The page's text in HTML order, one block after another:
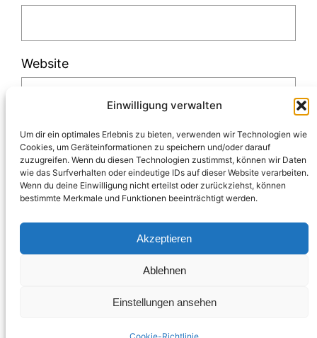
Einwilligung verwalten
Um dir ein optimales Erlebnis zu bieten, verwenden wir Technologien wie
Cookies, um Geräteinformationen zu speichern und/oder darauf
zuzugreifen. Wenn du diesen Technologien zustimmst, können wir Daten
wie das Surfverhalten oder eindeutige IDs auf dieser Website verarbeiten.
Wenn du deine Einwilligung nicht erteilst oder zurückziehst, können
bestimmte Merkmale und Funktionen beeinträchtigt werden.
Akzeptieren
Ablehnen
Einstellungen ansehen
Website
Diese Website verwendet Akismet, um Spam
zu reduzieren.Erfahre, wie deine
Kommentardaten verarbeitet werden.
Impressum & DatenschutzBlogabo